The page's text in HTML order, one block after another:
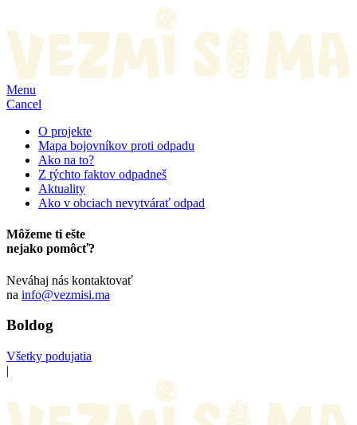
Menu
Cancel
O projekte
Mapa bojovníkov proti odpadu
Ako na to?
Z týchto faktov odpadneš
Aktuality
Ako v obciach nevytvárať odpad
Môžeme ti ešte
nejako pomôcť?
Neváhaj nás kontaktovať
na info@vezmisi.ma
Boldog
Všetky podujatia
|